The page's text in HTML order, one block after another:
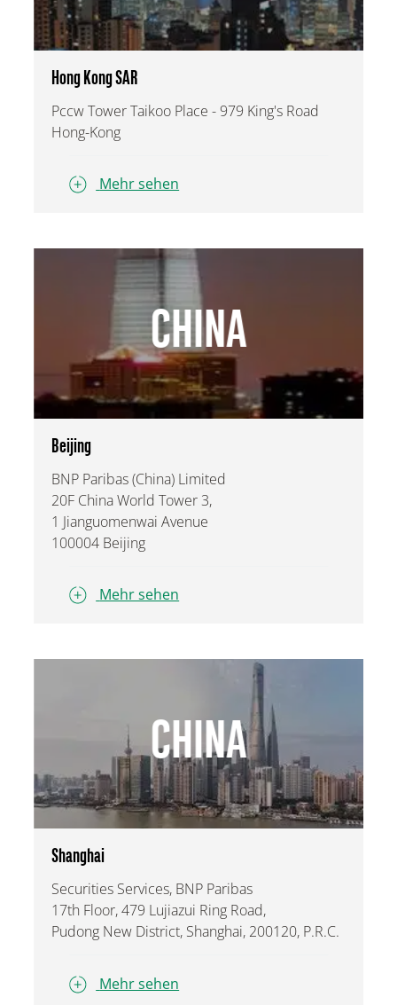
Hong Kong SAR
Pccw Tower Taikoo Place - 979 King's Road
Hong-Kong
Mehr sehen
CHINA
Beijing
BNP Paribas (China) Limited
20F China World Tower 3,
1 Jianguomenwai Avenue
100004 Beijing
Mehr sehen
CHINA
Shanghai
Securities Services, BNP Paribas
17th Floor, 479 Lujiazui Ring Road,
Pudong New District, Shanghai, 200120, P.R.C.
Mehr sehen